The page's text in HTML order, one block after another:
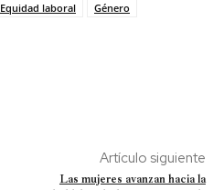
Equidad laboral Género
Artículo siguiente
Las mujeres avanzan hacia la